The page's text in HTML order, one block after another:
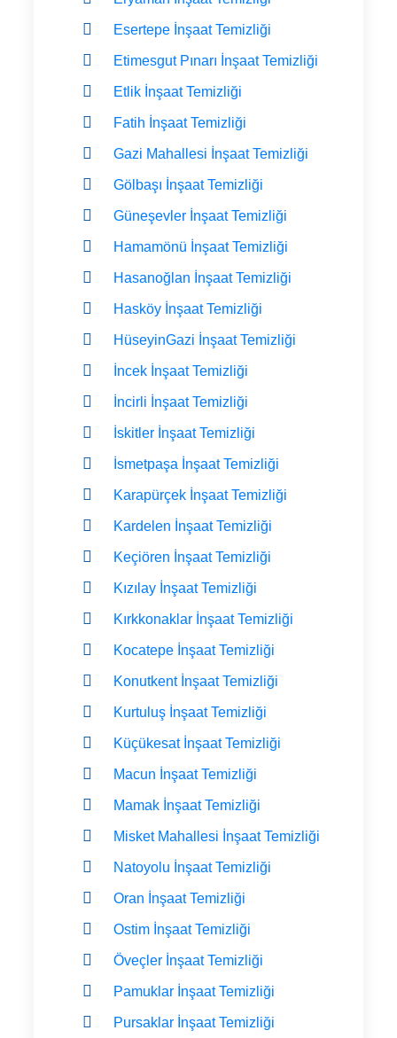
Esertepe İnşaat Temizliği
Etimesgut Pınarı İnşaat Temizliği
Etlik İnşaat Temizliği
Fatih İnşaat Temizliği
Gazi Mahallesi İnşaat Temizliği
Gölbaşı İnşaat Temizliği
Güneşevler İnşaat Temizliği
Hamamönü İnşaat Temizliği
Hasanoğlan İnşaat Temizliği
Hasköy İnşaat Temizliği
HüseyinGazi İnşaat Temizliği
İncek İnşaat Temizliği
İncirli İnşaat Temizliği
İskitler İnşaat Temizliği
İsmetpaşa İnşaat Temizliği
Karapürçek İnşaat Temizliği
Kardelen İnşaat Temizliği
Keçiören İnşaat Temizliği
Kızılay İnşaat Temizliği
Kırkkonaklar İnşaat Temizliği
Kocatepe İnşaat Temizliği
Konutkent İnşaat Temizliği
Kurtuluş İnşaat Temizliği
Küçükesat İnşaat Temizliği
Macun İnşaat Temizliği
Mamak İnşaat Temizliği
Misket Mahallesi İnşaat Temizliği
Natoyolu İnşaat Temizliği
Oran İnşaat Temizliği
Ostim İnşaat Temizliği
Öveçler İnşaat Temizliği
Pamuklar İnşaat Temizliği
Pursaklar İnşaat Temizliği